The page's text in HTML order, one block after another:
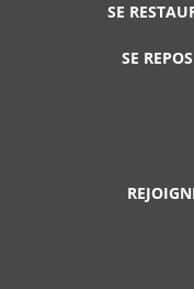
SE
SE